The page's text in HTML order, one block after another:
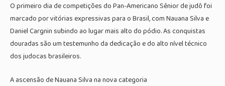
O primeiro dia de competições do Pan-Americano Sênior de judô foi
marcado por vitórias expressivas para o Brasil, com Nauana Silva e
Daniel Cargnin subindo ao lugar mais alto do pódio. As conquistas
douradas são um testemunho da dedicação e do alto nível técnico
dos judocas brasileiros.
A ascensão de Nauana Silva na nova categoria